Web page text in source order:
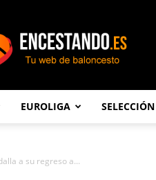
EUROLIGA SELECCIÓN
a su regreso a...